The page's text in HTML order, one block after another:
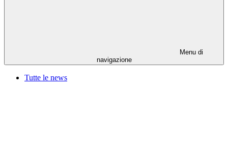
Menu di
navigazione
Tutte le news